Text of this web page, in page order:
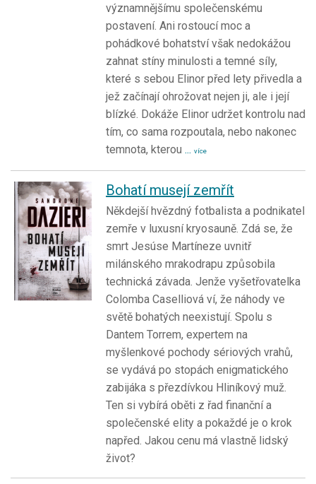
významnějšímu společenskému
postavení. Ani rostoucí moc a
pohádkové bohatství však nedokážou
zahnat stíny minulosti a temné síly,
které s sebou Elinor před lety přivedla a
jež začínají ohrožovat nejen ji, ale i její
blízké. Dokáže Elinor udržet kontrolu nad
tím, co sama rozpoutala, nebo nakonec
temnota, kterou ... více
Bohatí musejí zemřít
Někdejší hvězdný fotbalista a podnikatel
zemře v luxusní kryosauně. Zdá se, že
smrt Jesúse Martíneze uvnitř
milánského mrakodrapu způsobila
technická závada. Jenže vyšetřovatelka
Colomba Caselliová ví, že náhody ve
světě bohatých neexistují. Spolu s
Dantem Torrem, expertem na
myšlenkové pochody sériových vrahů,
se vydává po stopách enigmatického
zabijáka s přezdívkou Hliníkový muž.
Ten si vybírá oběti z řad finanční a
společenské elity a pokaždé je o krok
napřed. Jakou cenu má vlastně lidský
život?